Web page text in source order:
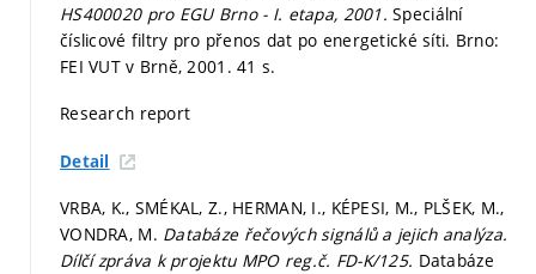
HS400020 pro EGU Brno - I. etapa, 2001.Speciální
číslicové filtry pro přenos dat po energetické síti. Brno:
FEI VUT v Brně, 2001. 41 s.
Research report
Detail
VRBA, K., SMÉKAL, Z., HERMAN, I., KÉPESI, M., PLŠEK, M.,
VONDRA, M. Databáze řečových signálů a jejich analýza.
Dílčí zpráva k projektu MPO reg.č. FD-K/125. Databáze